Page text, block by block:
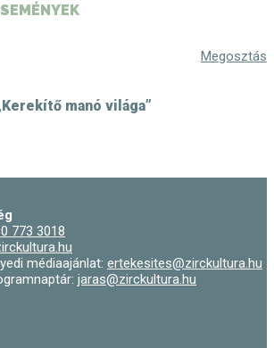
manó világa”
Megosztás
773 3018
médiaajánlat: ertekesites@zirckultura.hu
jaras@zirckultura.hu